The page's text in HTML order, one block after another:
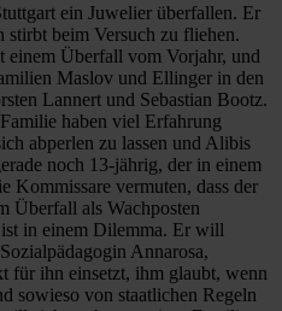
ein Juwelier überfallen. Er
beim Versuch zu fliehen.
einem Überfall vom Vorjahr, und
Maslov und Ellinger in den
Lannert und Sebastian Bootz.
haben viel Erfahrung
abperlen zu lassen und Alibis
noch 13-jährig, der in einem
Kommissare vermuten, dass der
Überfall als Wachposten
in einem Dilemma. Er will
Annarosa,
für ihn einsetzt, ihm glaubt, wenn
sowieso von staatlichen Regeln